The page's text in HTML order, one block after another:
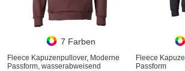
7 Farben
Fleece Kapuzenpullover, Moderne
Passform, wasserabweisend
Fleece
Passform